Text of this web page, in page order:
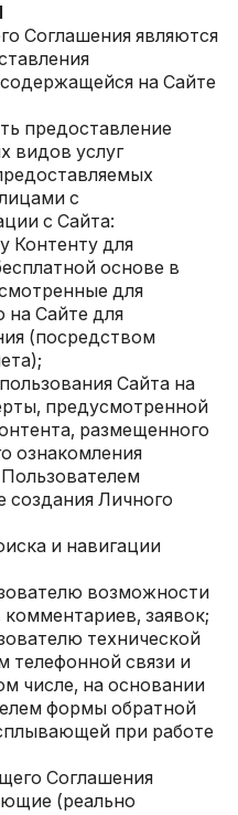
Соглашения являются
на Сайте
предоставление
видов услуг
с
с Сайта:
Контенту для
основе в
для
на Сайте для
(посредством
Сайта на
предусмотренной
размещенного
ознакомления
создания Личного
и навигации
возможности
заявок;
технической
телефонной связи и
числе, на основании
формы обратной
при работе
Соглашения
(реально